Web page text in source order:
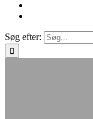
Søg efter: